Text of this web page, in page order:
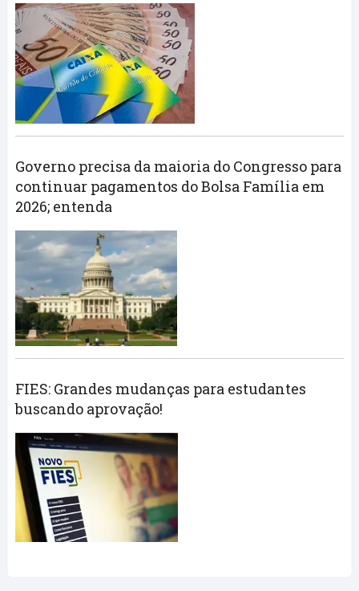
Governo precisa da maioria do Congresso para
continuar pagamentos do Bolsa Família em
2026; entenda
FIES: Grandes mudanças para estudantes
buscando aprovação!